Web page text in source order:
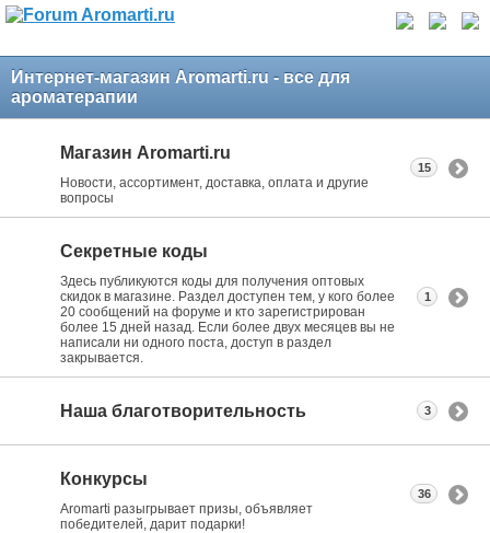
Интернет-магазин Aromarti.ru - все для
ароматерапии
Магазин Aromarti.ru
Новости, ассортимент, доставка, оплата и другие
вопросы
15
Секретные коды
Здесь публикуются коды для получения оптовых
скидок в магазине. Раздел доступен тем, у кого более
20 сообщений на форуме и кто зарегистрирован
более 15 дней назад. Если более двух месяцев вы не
написали ни одного поста, доступ в раздел
закрывается.
1
Наша благотворительность 3
Конкурсы
Aromarti разыгрывает призы, объявляет
победителей, дарит подарки!
36